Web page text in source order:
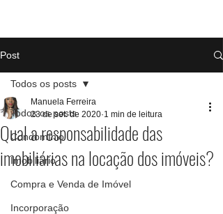
Post
Todos os posts
Condomínio
Imobiliário
Compra e Venda de Imóvel
Incorporação
Todos os posts
Qual a responsabilidade das
imobiliárias na locação dos imóveis?
Manuela Ferreira
23 de set. de 2020 1 min de leitura